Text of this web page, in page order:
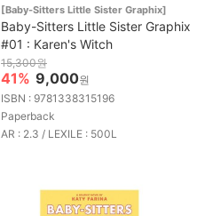
[Baby-Sitters Little Sister Graphix]
Baby-Sitters Little Sister Graphix
#01 : Karen's Witch
15,300원
41% 9,000원
ISBN : 9781338315196
Paperback
AR : 2.3 / LEXILE : 500L